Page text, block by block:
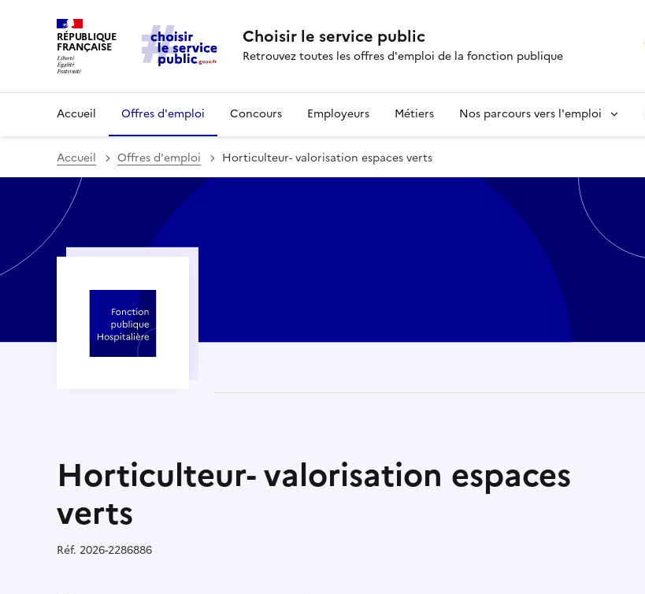
RÉPUBLIQUE
FRANÇAISE Choisir le service public
Retrouvez toutes les offres d'emploi de la fonction publique
Accueil Offres d'emploi Concours Employeurs Métiers Nos parcours vers l'emploi
Accueil Offres d'emploi Horticulteur- valorisation espaces verts
Horticulteur- valorisation espaces
verts
Réf. Référence :
2026-2286886